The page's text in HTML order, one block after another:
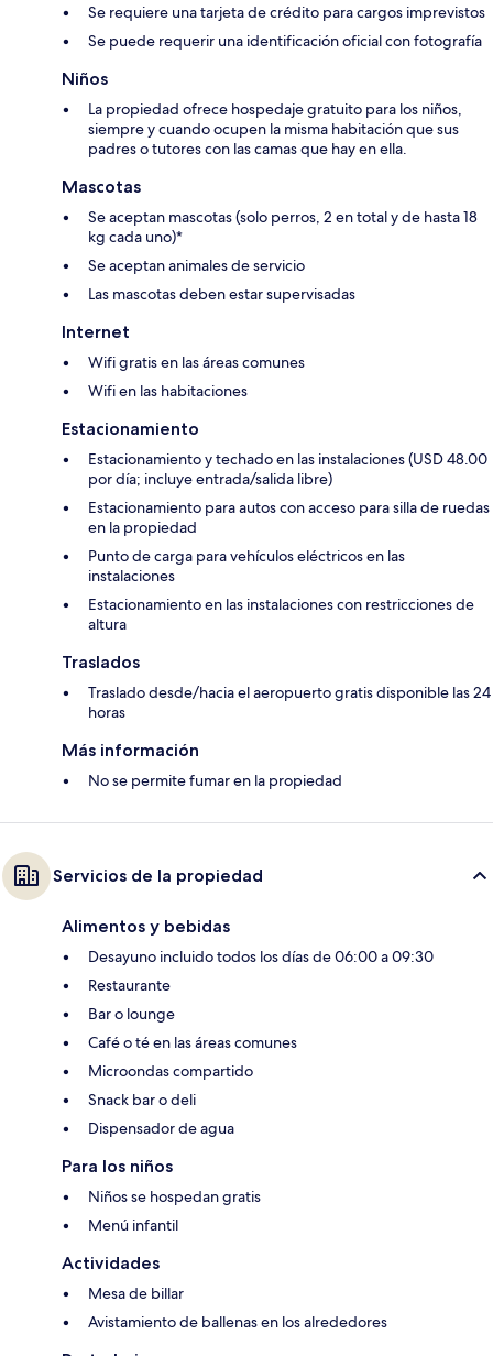
Se requiere una tarjeta de crédito para cargos imprevistos
Se puede requerir una identificación oficial con fotografía
Niños
La propiedad ofrece hospedaje gratuito para los niños,
siempre y cuando ocupen la misma habitación que sus
padres o tutores con las camas que hay en ella.
Mascotas
Se aceptan mascotas (solo perros, 2 en total y de hasta 18
kg cada uno)*
Se aceptan animales de servicio
Las mascotas deben estar supervisadas
Internet
Wifi gratis en las áreas comunes
Wifi en las habitaciones
Estacionamiento
Estacionamiento y techado en las instalaciones (USD 48.00
por día; incluye entrada/salida libre)
Estacionamiento para autos con acceso para silla de ruedas
en la propiedad
Punto de carga para vehículos eléctricos en las
instalaciones
Estacionamiento en las instalaciones con restricciones de
altura
Traslados
Traslado desde/hacia el aeropuerto gratis disponible las 24
horas
Más información
No se permite fumar en la propiedad
Servicios de la propiedad
Alimentos y bebidas
Desayuno incluido todos los días de 06:00 a 09:30
Restaurante
Bar o lounge
Café o té en las áreas comunes
Microondas compartido
Snack bar o deli
Dispensador de agua
Para los niños
Niños se hospedan gratis
Menú infantil
Actividades
Mesa de billar
Avistamiento de ballenas en los alrededores